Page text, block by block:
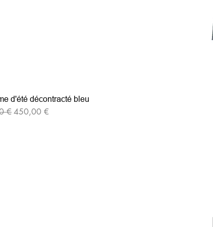
d'été décontracté bleu
€Prix promotionnel
450,00 €